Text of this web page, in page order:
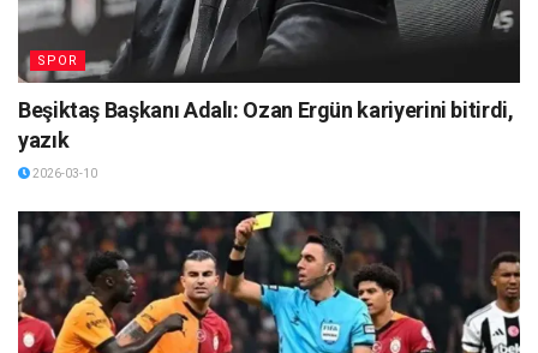
SPOR
Beşiktaş Başkanı Adalı: Ozan Ergün kariyerini bitirdi,
yazık
2026-03-10